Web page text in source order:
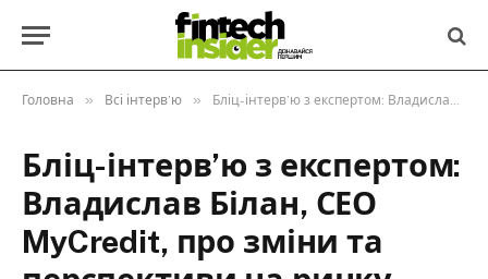
Головна » Всі інтерв’ю » Бліц-інтерв’ю з експертом: Владислав Білан, СЕО MyCredit, про зміни та перспективи на ринку мікрокредитування в 2024
Бліц-інтерв’ю з експертом:
Владислав Білан, СЕО
MyCredit, про зміни та